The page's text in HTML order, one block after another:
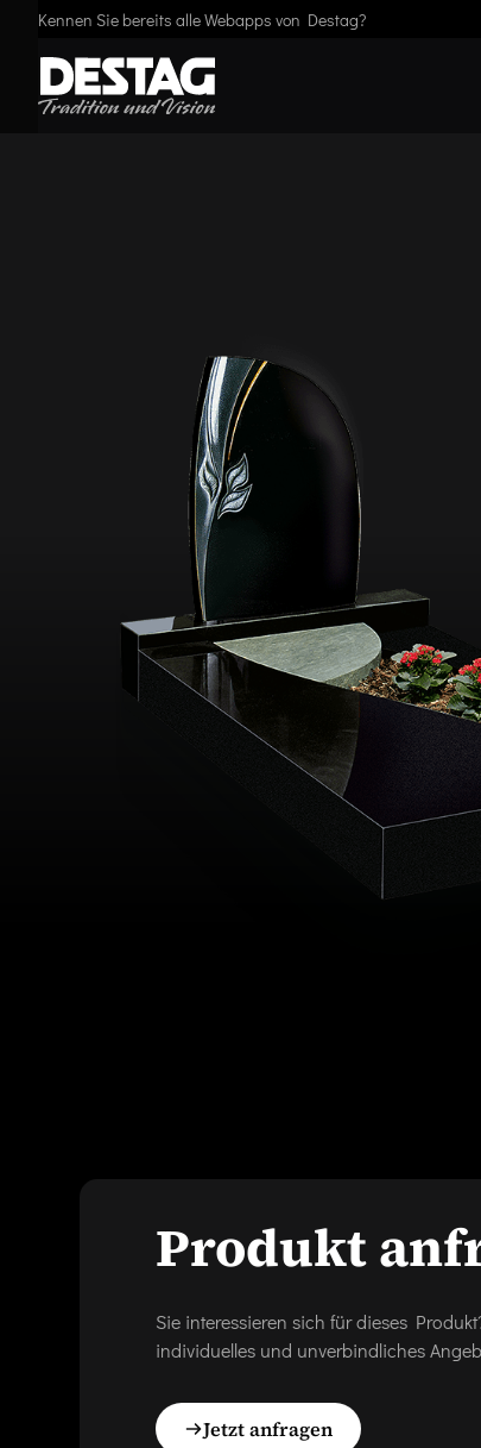
Kennen Sie bereits alle Webapps von Destag?
Produkt
Sie interessieren sich für dieses
individuelles und unverbindliches
Jetzt anfragen